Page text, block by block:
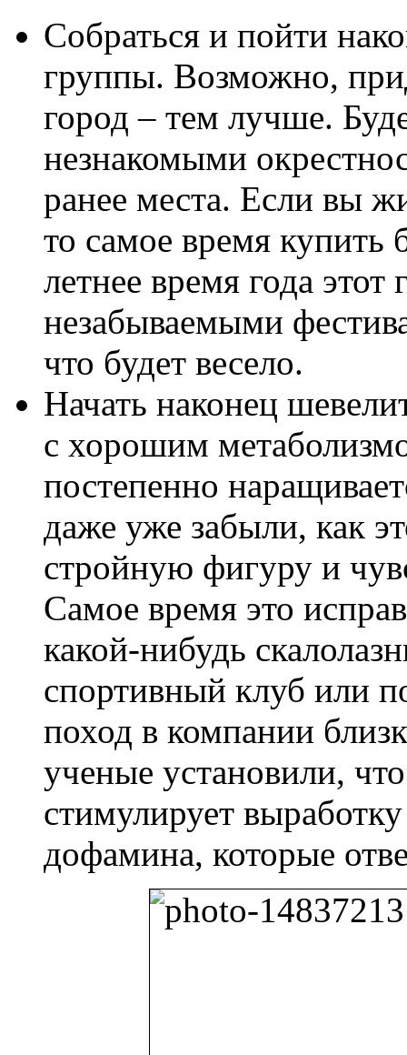
Собраться и пойти
группы. Возможно,
город – тем лучше.
незнакомыми
ранее места. Если вы
то самое время купить
летнее время года
незабываемыми
что будет весело.
Начать наконец
с хорошим
постепенно
даже уже забыли, как
стройную фигуру и
Самое время это
какой-нибудь
спортивный клуб или
поход в компании
ученые установили,
стимулирует
дофамина, которые